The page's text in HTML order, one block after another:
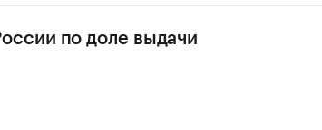
по доле выдачи